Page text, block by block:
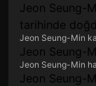
Jeon Seung-
tarihinde
Jeon Seung-Min
Jeon Seung-
Jeon Seung-Min
Jeon Seung-